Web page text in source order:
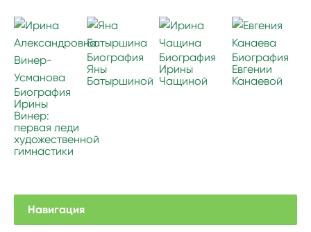
Биография
Ирины
Винер:
первая леди
художественной
гимнастики
Биография
Яны
Батыршиной
Биография
Ирины
Чащиной
Биография
Евгении
Канаевой
Навигация